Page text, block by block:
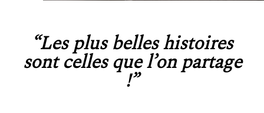
“Les plus belles histoires
sont celles que l’on partage
!”